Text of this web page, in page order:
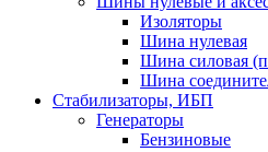
Изоляторы
Шина нулевая
Шина силовая
Шина
Стабилизаторы, ИБП
Генераторы
Бензиновые